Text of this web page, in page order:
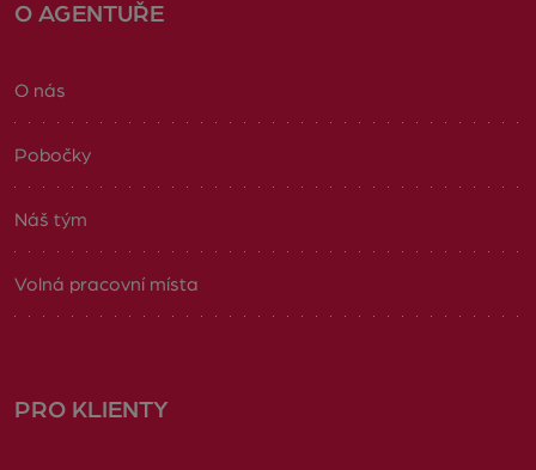
O AGENTUŘE
O nás
Pobočky
Náš tým
Volná pracovní místa
PRO KLIENTY